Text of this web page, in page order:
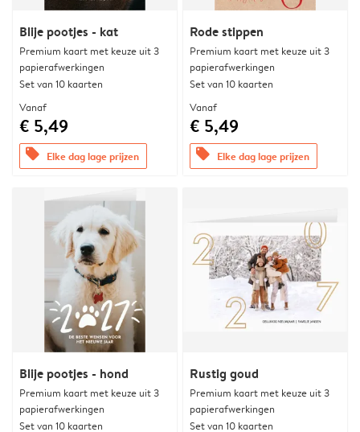
Blije pootjes - kat
Premium kaart met keuze uit 3
papierafwerkingen
Set van 10 kaarten
Vanaf
€ 5,49
offers Elke dag lage prijzen
Rode stippen
Premium kaart met keuze uit 3
papierafwerkingen
Set van 10 kaarten
Vanaf
€ 5,49
offers Elke dag lage prijzen
Blije pootjes - hond
Premium kaart met keuze uit 3
papierafwerkingen
Set van 10 kaarten
Rustig goud
Premium kaart met keuze uit 3
papierafwerkingen
Set van 10 kaarten